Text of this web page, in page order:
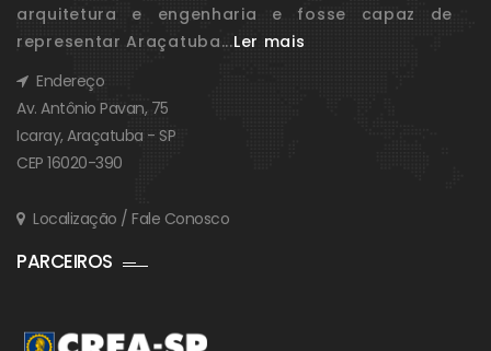
arquitetura e engenharia e fosse capaz de
representar Araçatuba...Ler mais
Endereço
Av. Antônio Pavan, 75
Icaray, Araçatuba - SP
CEP 16020-390
Localização / Fale Conosco
PARCEIROS